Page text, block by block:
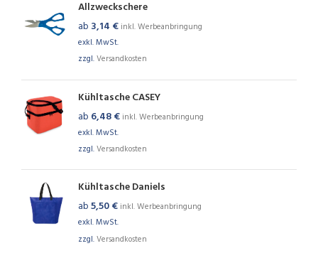
Allzweckschere
ab 3,14 € inkl. Werbeanbringung
exkl. MwSt.
zzgl.Versandkosten
Kühltasche CASEY
ab 6,48€ inkl. Werbeanbringung
exkl. MwSt.
zzgl.Versandkosten
Kühltasche Daniels
ab5,50€ inkl. Werbeanbringung
exkl. MwSt.
zzgl.Versandkosten